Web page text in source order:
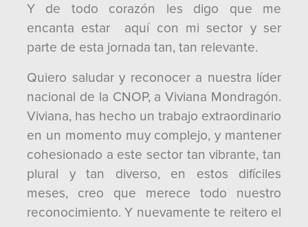
Y de todo corazón les digo que me
encanta estar aquí con mi sector y ser
parte de esta jornada tan, tan relevante.
Quiero saludar y reconocer a nuestra líder
nacional de la CNOP, a Viviana Mondragón.
Viviana, has hecho un trabajo extraordinario
en un momento muy complejo, y mantener
cohesionado a este sector tan vibrante, tan
plural y tan diverso, en estos difíciles
meses, creo que merece todo nuestro
reconocimiento. Y nuevamente te reitero el